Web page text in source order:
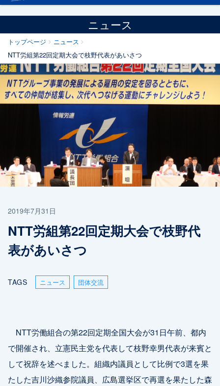
ニュース
トップページ
ニュース
NTT労組第22回定期大会で枝野代表があいさつ
2019年7月31日
NTT労組第22回定期大会で枝野代
表があいさつ
TAGS ニュース 団体交流
NTT労働組合の第22回定期全国大会が31日午前、都内
で開催され、立憲民主党を代表して枝野幸男代表が来賓と
して祝辞を述べました。組織内議員として比例で3選を果
たした吉川沙織参院議員、広島選挙区で再選を果たした森